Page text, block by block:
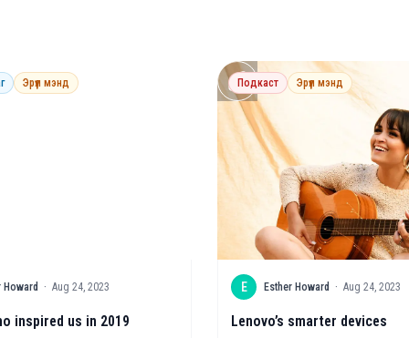
Эрүүл мэнд
Howard · Aug 24, 2023
inspired us in 2019
Подкаст Эрүүл мэнд
E Esther Howard · Aug 24, 2023
Lenovo’s smarter devices